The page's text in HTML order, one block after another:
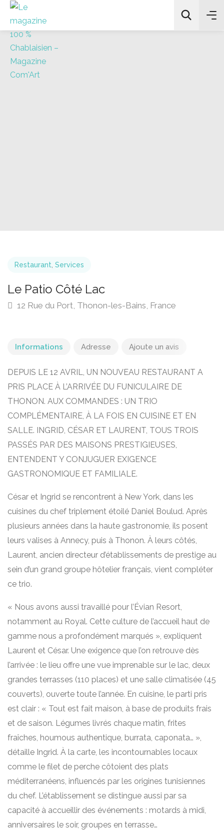
Restaurant Services
Le Patio Côté Lac
12 Rue du Port, Thonon-les-Bains, France
Informations Adresse Ajoute un avis
DEPUIS LE 12 AVRIL, UN NOUVEAU RESTAURANT A
PRIS PLACE À L’ARRIVÉE DU FUNICULAIRE DE
THONON. AUX COMMANDES : UN TRIO
COMPLÉMENTAIRE, À LA FOIS EN CUISINE ET EN
SALLE. INGRID, CÉSAR ET LAURENT, TOUS TROIS
PASSÉS PAR DES MAISONS PRESTIGIEUSES,
ENTENDENT Y CONJUGUER EXIGENCE
GASTRONOMIQUE ET FAMILIALE.
César et Ingrid se rencontrent à New York, dans les
cuisines du chef triplement étoilé Daniel Boulud. Après
plusieurs années dans la haute gastronomie, ils posent
leurs valises à Annecy, puis à Thonon. À leurs côtés,
Laurent, ancien directeur d’établissements de prestige au
sein d’un grand groupe hôtelier français, vient compléter
ce trio.
« Nous avons aussi travaillé pour l’Évian Resort,
notamment au Royal. Cette culture de l’accueil haut de
gamme nous a profondément marqués », expliquent
Laurent et César. Une exigence que l’on retrouve dès
l’arrivée : le lieu offre une vue imprenable sur le lac, deux
grandes terrasses (110 places) et une salle climatisée (45
couverts), ouverte toute l’année. En cuisine, le parti pris
est clair : « Tout est fait maison, à base de produits frais
et de saison. Légumes livrés chaque matin, frites
fraîches, houmous authentique, burrata, caponata… »,
détaille Ingrid. À la carte, les incontournables locaux
comme le filet de perche côtoient des plats
méditerranéens, influencés par les origines tunisiennes
du chef. L’établissement se distingue aussi par sa
capacité à accueillir des événements : motards à midi,
anniversaires le soir, groupes en terrasse…